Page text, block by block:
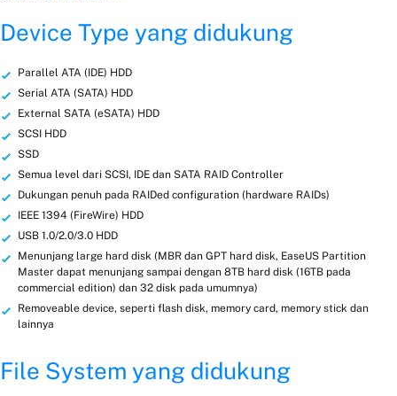
Device Type yang didukung
Parallel ATA (IDE) HDD
Serial ATA (SATA) HDD
External SATA (eSATA) HDD
SCSI HDD
SSD
Semua level dari SCSI, IDE dan SATA RAID Controller
Dukungan penuh pada RAIDed configuration (hardware RAIDs)
IEEE 1394 (FireWire) HDD
USB 1.0/2.0/3.0 HDD
Menunjang large hard disk (MBR dan GPT hard disk, EaseUS Partition
Master dapat menunjang sampai dengan 8TB hard disk (16TB pada
commercial edition) dan 32 disk pada umumnya)
Removeable device, seperti flash disk, memory card, memory stick dan
lainnya
File System yang didukung